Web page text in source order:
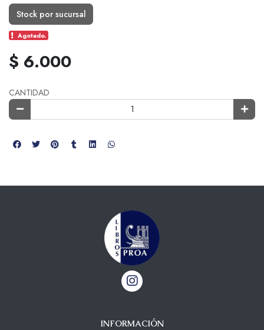
Stock por sucursal
Agotado.
$ 6.000
CANTIDAD
INFORMACIÓN